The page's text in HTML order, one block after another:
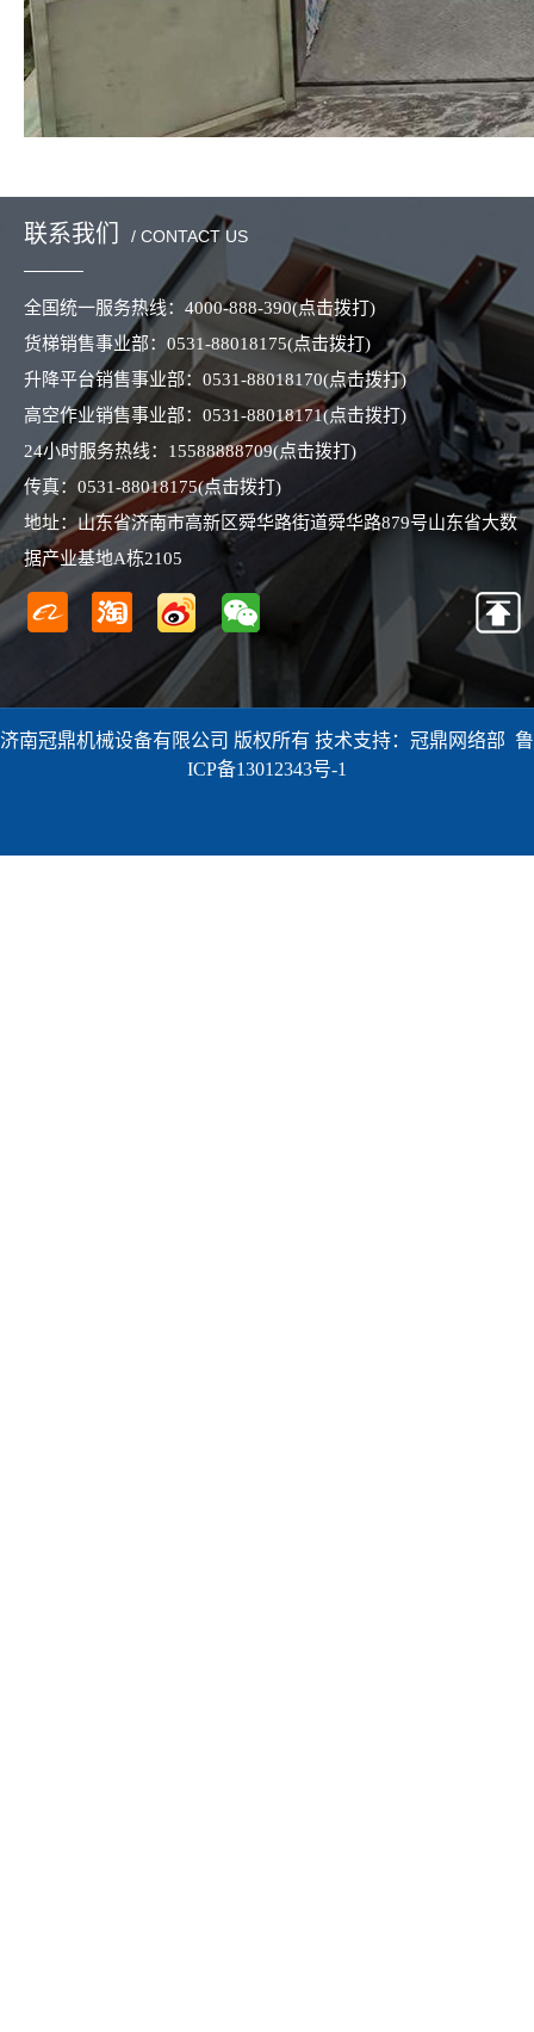
联系我们 / CONTACT US
全国统一服务热线： 4000-888-390(点击拨打)
货梯销售事业部： 0531-88018175(点击拨打)
升降平台销售事业部： 0531-88018170(点击拨打)
高空作业销售事业部： 0531-88018171(点击拨打)
24小时服务热线： 15588888709(点击拨打)
传真： 0531-88018175(点击拨打)
地址：山东省济南市高新区舜华路街道舜华路879号山东省大数
据产业基地A栋2105
济南冠鼎机械设备有限公司 版权所有 技术支持：冠鼎网络部 鲁
ICP备13012343号-1